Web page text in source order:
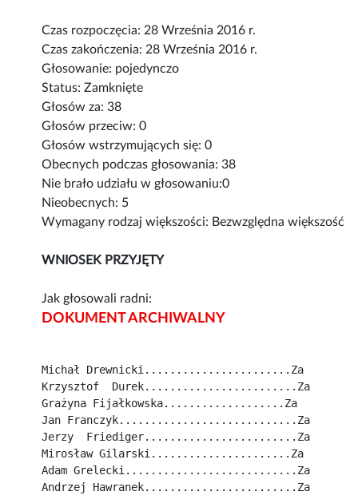
Czas rozpoczęcia: 28 Września 2016 r.
Czas zakończenia: 28 Września 2016 r.
Głosowanie: pojedynczo
Status: Zamknięte
Głosów za: 38
Głosów przeciw: 0
Głosów wstrzymujących się: 0
Obecnych podczas głosowania: 38
Nie brało udziału w głosowaniu:0
Nieobecnych: 5
Wymagany rodzaj większości: Bezwzględna większość
WNIOSEK PRZYJĘTY
Jak głosowali radni:
DOKUMENT ARCHIWALNY
Michał Drewnicki.......................Za
Krzysztof  Durek........................Za
Grażyna Fijałkowska...................Za
Jan Franczyk............................Za
Jerzy  Friediger........................Za
Mirosław Gilarski......................Za
Adam Grelecki...........................Za
Andrzej Hawranek........................Za